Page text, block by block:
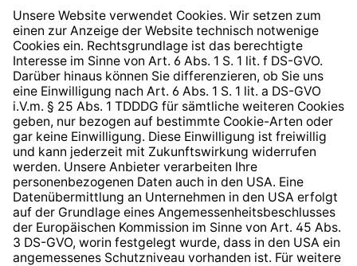
Widerrufsrecht
Hinweisgeberschutzsystem
Barrierefreiheit